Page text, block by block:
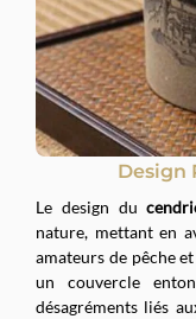
Design
Le design du
nature, mettant en
amateurs de pêche
un couvercle
désagréments liés